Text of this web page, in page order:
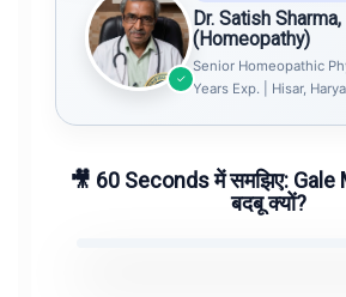
✓
Dr. Satish
(Homeopathy)
Senior Homeopathic
Years Exp. | Hisar,
🎥 60 Seconds में समझिए:
बदबू क्यों?